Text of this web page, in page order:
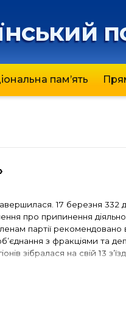
пам’ять
17 березня 332
про припинення
партії
з фракціями та
зібралася на свій 13